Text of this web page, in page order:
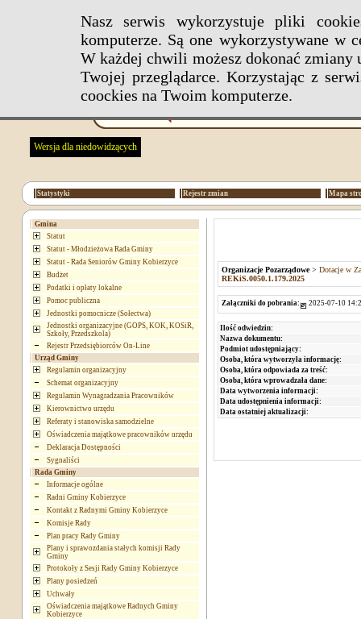
Nasz serwis wykorzystuje pliki
komputerze. Są one wykorzystywane w
W każdej chwili możesz dokonać
Twojej przeglądarce. Korzystając z
coockies na Twoim komputerze.
Wersja dla niedowidzących
Statystyki Rejestr zmian Mapa
Gmina
Statut
Statut - Młodzieżowa Rada Gminy
Statut - Rada Seniorów Gminy Kobierzyce
Budżet
Podatki i opłaty lokalne
Pomoc publiczna
Jednostki pomocnicze (Sołectwa)
Jednostki organizacyjne (GOPS, KOK, KOSiR,
Szkoły, Przedszkola)
Rejestr Przedsiębiorców On-Line
Urząd Gminy
Regulamin organizacyjny
Schemat organizacyjny
Regulamin Wynagradzania Pracowników
Kierownictwo urzędu
Referaty i stanowiska samodzielne
Oświadczenia majątkowe pracowników urzędu
Deklaracja Dostępności
Sygnaliści
Rada Gminy
Informacje ogólne
Radni Gminy Kobierzyce
Kontakt z Radnymi Gminy Kobierzyce
Komisje Rady
Plan pracy Rady Gminy
Plany i sprawozdania stałych komisji Rady
Gminy
Protokoły z Sesji Rady Gminy Kobierzyce
Plany posiedzeń
Uchwały
Oświadczenia majątkowe Radnych Gminy
Kobierzyce
Organizacje Pozarządowe> Dotacje w
REKiS.0050.1.179.2025
Załączniki do pobrania: 2025-07-10
Ilość odwiedzin:
Nazwa dokumentu:
Podmiot udostępniający:
Osoba, która wytworzyła informację:
Osoba, która odpowiada za treść:
Osoba, która wprowadzała dane:
Data wytworzenia informacji:
Data udostępnienia informacji:
Data ostatniej aktualizacji: